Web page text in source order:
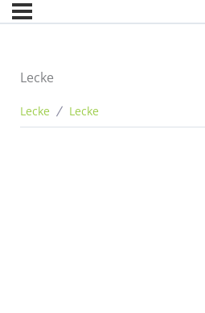
Lecke
Lecke Lecke